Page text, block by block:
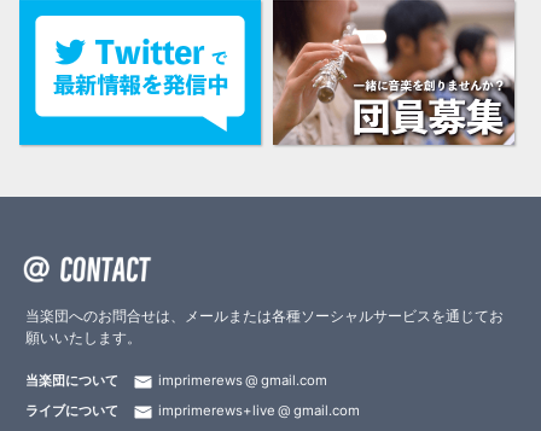
当楽団へのお問合せは、メールまたは各種ソーシャルサービスを通じてお
願いいたします。
当楽団について imprimerews
gmail.com
ライブについて
imprimerews+live
gmail.com